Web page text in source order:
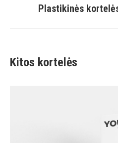
Plastikinės
Kitos kortelės